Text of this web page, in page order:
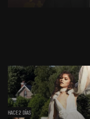
HACE 2 DÍAS